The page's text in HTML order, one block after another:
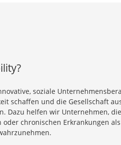
soziale
schaffen und die Gesellschaft
Dazu helfen wir Unternehmen,
chronischen Erkrankungen